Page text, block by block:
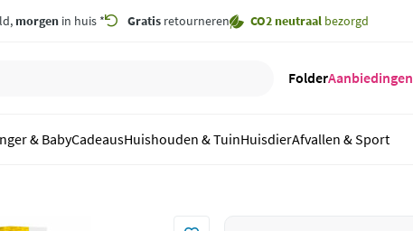
morgen in huis * Gratis retourneren CO2 neutraal bezorgd
FolderAanbiedingen
& BabyCadeausHuishouden & TuinHuisdierAfvallen & Sport